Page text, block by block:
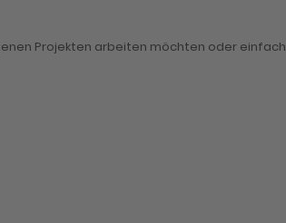
Projekten arbeiten möchten oder einfach